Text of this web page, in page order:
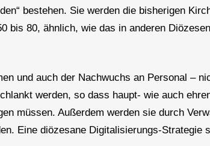
bestehen. Sie werden die bisherigen
bis 80, ähnlich, wie das in anderen
und auch der Nachwuchs an Personal –
werden, so dass haupt- wie auch
müssen. Außerdem werden sie durch
Eine diözesane Digitalisierungs-Strategie